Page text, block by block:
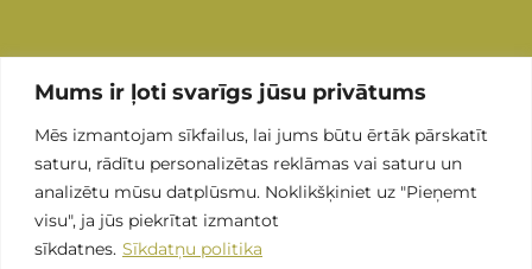
Mums ir ļoti svarīgs jūsu privātums
Mēs izmantojam sīkfailus, lai jums būtu ērtāk pārskatīt
saturu, rādītu personalizētas reklāmas vai saturu un
analizētu mūsu datplūsmu. Noklikšķiniet uz "Pieņemt
visu", ja jūs piekrītat izmantot
sīkdatnes. Sīkdatņu politika
Kontakti
+371 255 89 505
Info@grandmedical.lv
Stirnu iela 8, LV-1082, Rīga (ARS Valeo)